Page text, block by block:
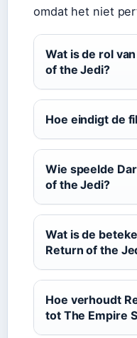
omdat het niet
Wat is de rol
of the Jedi?
Hoe eindigt de
Wie speelde
of the Jedi?
Wat is de
Return of the
Hoe verhoudt
tot The Empire